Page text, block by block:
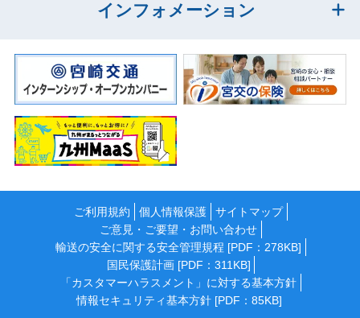
インフォメーション
ご利用規約 個人情報保護
サイトマップ
ご意見・ご要望・お問い合わせ
輸送の安全に関する安全管理規程 [PDF：278KB]
国民保護計画 [PDF：311KB]
「カスタマーハラスメント」に対する基本方針
情報セキュリティ基本方針 [PDF：85KB]